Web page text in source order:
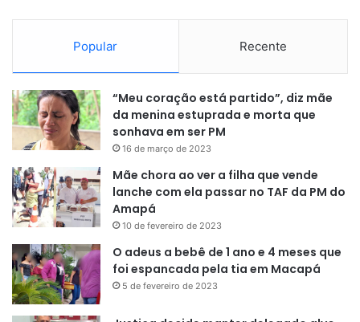
Popular Recente
“Meu coração está partido”, diz mãe
da menina estuprada e morta que
sonhava em ser PM
16 de março de 2023
Mãe chora ao ver a filha que vende
lanche com ela passar no TAF da PM do
Amapá
10 de fevereiro de 2023
O adeus a bebê de 1 ano e 4 meses que
foi espancada pela tia em Macapá
5 de fevereiro de 2023